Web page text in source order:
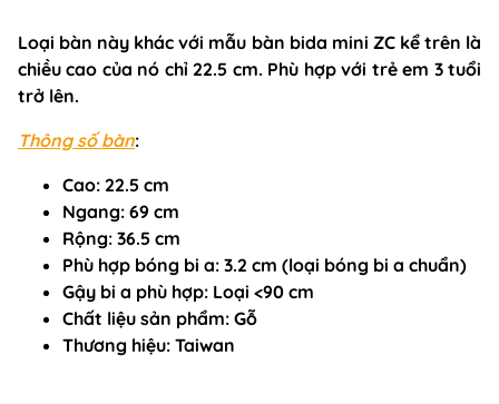
Loại bàn này khác với mẫu bàn bida mini ZC kể trên là
chiều cao của nó chỉ 22.5 cm. Phù hợp với trẻ em 3 tuổi
trở lên.
Thông số bàn:
Cao: 22.5 cm
Ngang: 69 cm
Rộng: 36.5 cm
Phù hợp bóng bi a: 3.2 cm (loại bóng bi a chuẩn)
Gậy bi a phù hợp: Loại <90 cm
Chất liệu sản phẩm: Gỗ
Thương hiệu: Taiwan